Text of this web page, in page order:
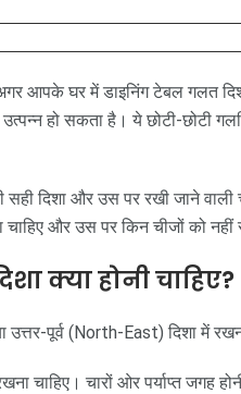
आपके घर में डाइनिंग टेबल गलत
उत्पन्न हो सकता है। ये छोटी-छोटी
सही दिशा और उस पर रखी जाने
और उस पर किन चीजों को नहीं
क्या होनी चाहिए?
पूर्व (North-East) दिशा में
चाहिए। चारों ओर पर्याप्त जगह